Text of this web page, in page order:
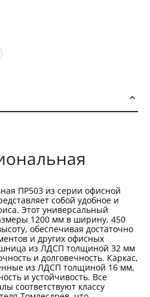
ПР503 из серии офисной
собой удобное и
Этот универсальный
1200 мм в ширину, 450
обеспечивая достаточно
и других офисных
из ЛДСП толщиной 32 мм
и долговечность. Каркас,
из ЛДСП толщиной 16 мм,
и устойчивость. Все
соответствуют классу